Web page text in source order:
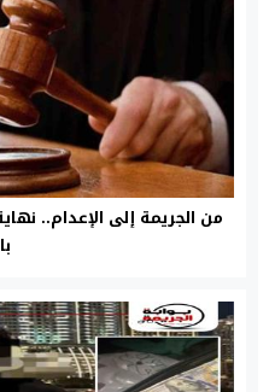
من الجريمة إلى الإعدام..